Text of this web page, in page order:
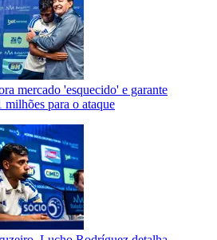
mercado 'esquecido' e garante
para o ataque